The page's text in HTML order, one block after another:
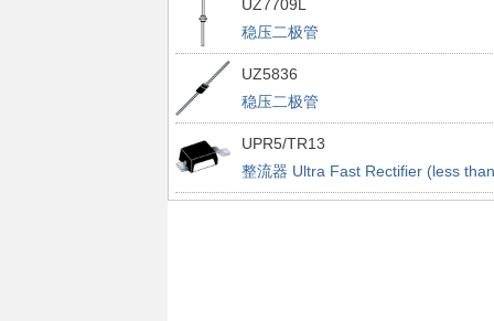
UZ7709L
稳压二极管
UZ5836
稳压二极管
UPR5/TR13
整流器 Ultra Fast Rectifier (less than
100ns)